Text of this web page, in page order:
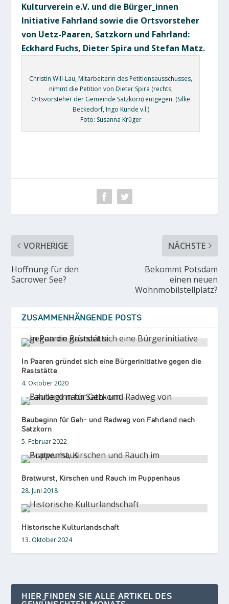
Kulturverein e.V. und die Bürger_innen
Initiative Fahrland sowie die Ortsvorsteher
von Uetz-Paaren, Satzkorn und Fahrland:
Eckhard Fuchs, Dieter Spira und Stefan Matz.
Christin Will-Lau, Mitarbeiterin des Petitionsausschusses,
nimmt die Petition von Dieter Spira (rechts,
Ortsvorsteher der Gemeinde Satzkorn) entgegen. (Silke
Beckedorf, Ingo Kunde v.l.)
Foto: Susanna Krüger
VORHERIGE
Hoffnung für den
Sacrower See?
NÄCHSTE
Bekommt Potsdam
einen neuen
Wohnmobilstellplatz?
ZUSAMMENHÄNGENDE POSTS
In Paaren gründet sich eine Bürgerinitiative gegen die
Raststätte
4. Oktober 2020
Baubeginn für Geh- und Radweg von Fahrland nach
Satzkorn
5. Februar 2022
Bratwurst, Kirschen und Rauch im Puppenhaus
28. Juni 2018
Historische Kulturlandschaft
13. Oktober 2024
HIER FINDEN SIE ALLE ARTIKEL DES